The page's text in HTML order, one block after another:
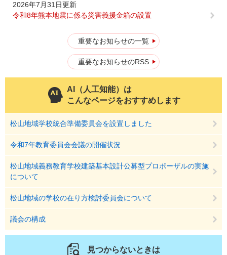
2026年7月31日更新
令和8年熊本地震に係る災害義援金箱の設置
重要なお知らせの一覧
重要なお知らせのRSS
AI（人工知能）は
こんなページをおすすめします
松山地域学校統合準備委員会を設置しました
令和7年教育委員会会議の開催状況
松山地域義務教育学校建築基本設計公募型プロポーザルの実施
について
松山地域の学校の在り方検討委員会について
議会の構成
見つからないときは